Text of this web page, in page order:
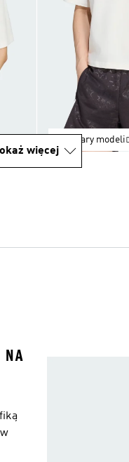
Rozmiary modeli
więcej
NA